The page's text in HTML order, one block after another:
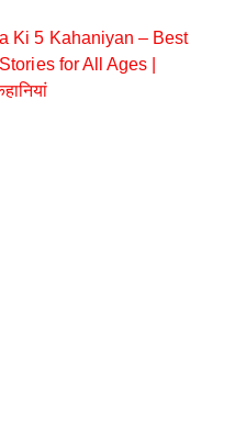
Ki 5 Kahaniyan – Best
for All Ages |